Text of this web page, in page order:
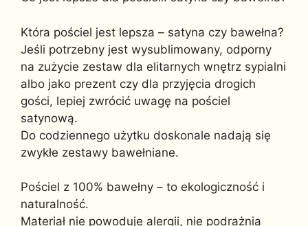
Która pościel jest lepsza – satyna czy bawełna?
Jeśli potrzebny jest wysublimowany, odporny
na zużycie zestaw dla elitarnych wnętrz sypialni
albo jako prezent czy dla przyjęcia drogich
gości, lepiej zwrócić uwagę na pościel
satynową.
Do codziennego użytku doskonale nadają się
zwykłe zestawy bawełniane.
Pościel z 100% bawełny – to ekologiczność i
naturalność.
Materiał nie powoduje alergii, nie podrażnia